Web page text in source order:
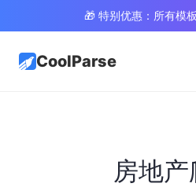
🎁 特别优惠：所有模
CoolParse
房地产